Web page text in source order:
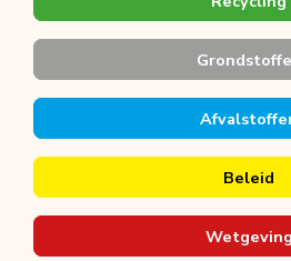
Beleid
Wetgeving